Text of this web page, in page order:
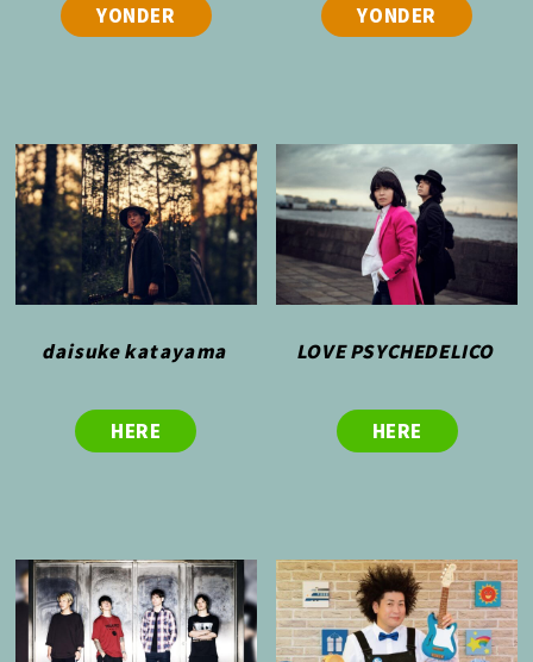
YONDER YONDER
daisuke katayama
HERE
LOVE PSYCHEDELICO
HERE